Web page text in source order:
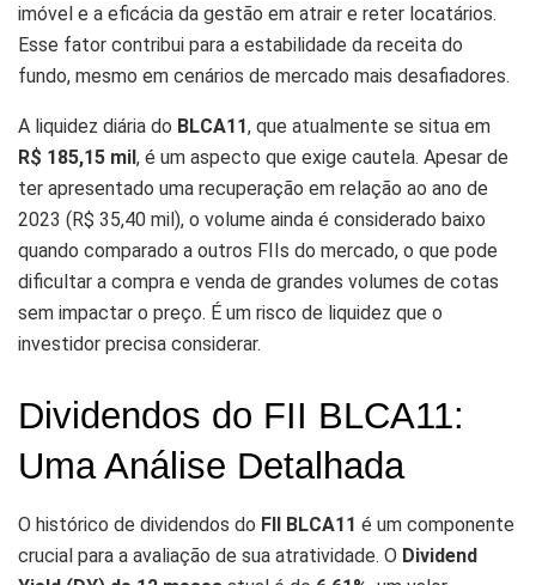
imóvel e a eficácia da gestão em atrair e reter locatários.
Esse fator contribui para a estabilidade da receita do
fundo, mesmo em cenários de mercado mais desafiadores.
A liquidez diária do BLCA11, que atualmente se situa em
R$ 185,15 mil, é um aspecto que exige cautela. Apesar de
ter apresentado uma recuperação em relação ao ano de
2023 (R$ 35,40 mil), o volume ainda é considerado baixo
quando comparado a outros FIIs do mercado, o que pode
dificultar a compra e venda de grandes volumes de cotas
sem impactar o preço. É um risco de liquidez que o
investidor precisa considerar.
Dividendos do FII BLCA11:
Uma Análise Detalhada
O histórico de dividendos do FII BLCA11 é um componente
crucial para a avaliação de sua atratividade. O Dividend